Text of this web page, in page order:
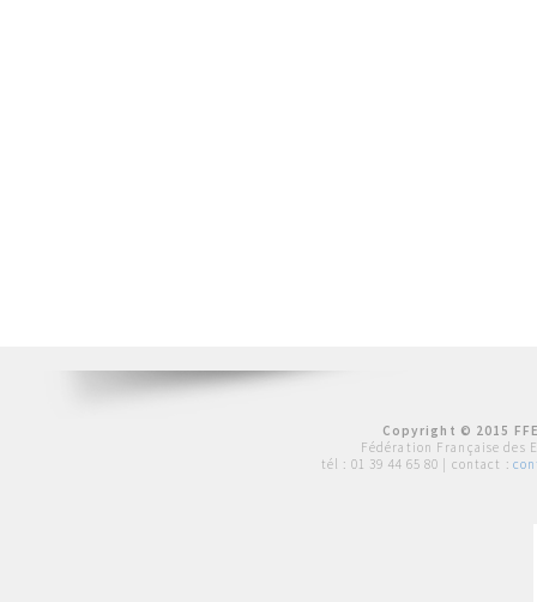
Copyright © 2015
Fédération Française des
tél : 01 39 44 65 80 | contact :